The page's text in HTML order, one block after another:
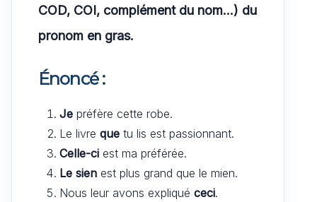
COD, COI, complément du nom…) du
pronom en gras.
Énoncé :
Je préfère cette robe.
Le livre que tu lis est passionnant.
Celle-ci est ma préférée.
Le sien est plus grand que le mien.
Nous leur avons expliqué ceci.